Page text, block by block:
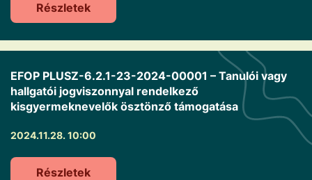
Részletek
EFOP PLUSZ-6.2.1-23-2024-00001 – Tanulói vagy
hallgatói jogviszonnyal rendelkező
kisgyermeknevelők ösztönző támogatása
2024.11.28. 10:00
Részletek